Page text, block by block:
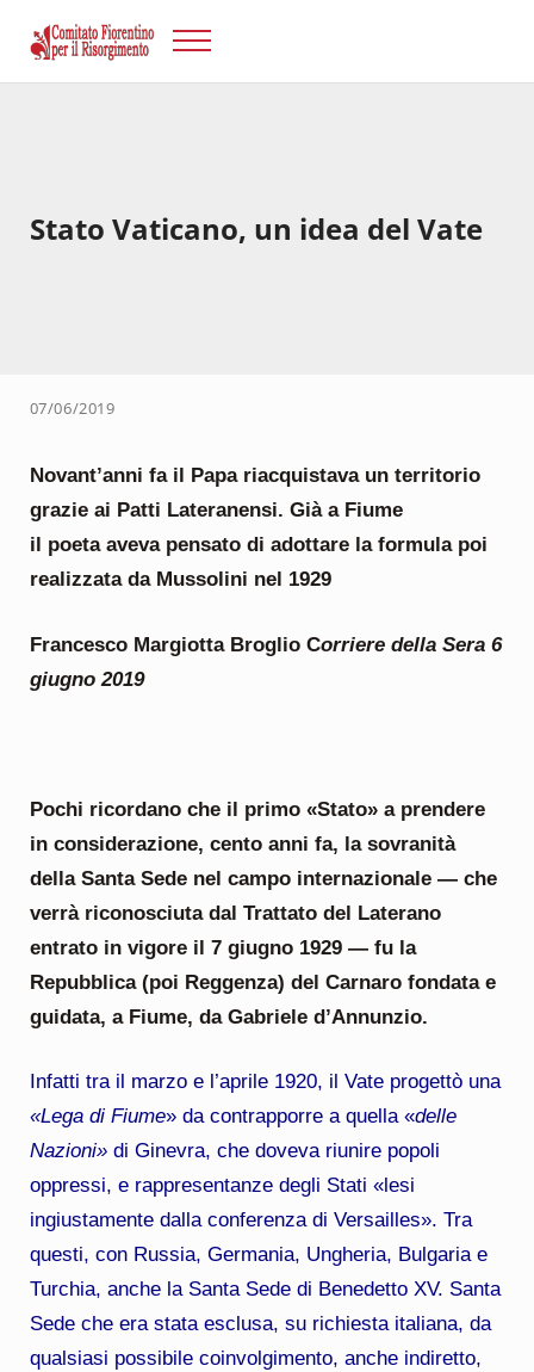
Risorgimento Firenze
Menu
Stato Vaticano, un idea del Vate
07/06/2019
Novant’anni fa il Papa riacquistava un territorio
grazie ai Patti Lateranensi. Già a Fiume
il poeta aveva pensato di adottare la formula poi
realizzata da Mussolini nel 1929
Francesco Margiotta Broglio Corriere della Sera 6
giugno 2019
Pochi ricordano che il primo «Stato» a prendere
in considerazione, cento anni fa, la sovranità
della Santa Sede nel campo internazionale — che
verrà riconosciuta dal Trattato del Laterano
entrato in vigore il 7 giugno 1929 — fu la
Repubblica (poi Reggenza) del Carnaro fondata e
guidata, a Fiume, da Gabriele d’Annunzio.
Infatti tra il marzo e l’aprile 1920, il Vate progettò una
«Lega di Fiume» da contrapporre a quella «delle
Nazioni»di Ginevra, che doveva riunire popoli
oppressi, e rappresentanze degli Stati «lesi
ingiustamente dalla conferenza di Versailles». Tra
questi, con Russia, Germania, Ungheria, Bulgaria e
Turchia, anche la Santa Sede di Benedetto XV. Santa
Sede che era stata esclusa, su richiesta italiana, da
qualsiasi possibile coinvolgimento, anche indiretto,